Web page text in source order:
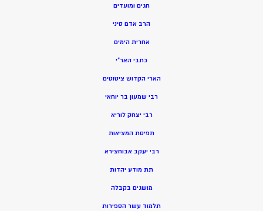
חגים ומועדים
הרב אדם סיני
אחרית הימים
כתבי האר”י
הארי הקדוש ציטוטים
רבי שמעון בר יוחאי
רבי יצחק לוריא
תפיסת המציאות
רבי יעקב אבוחצירא
תת מודע יהדות
מושגים בקבלה
תלמוד עשר הספירות